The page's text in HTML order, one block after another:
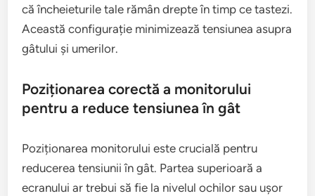
că încheieturile tale rămân drepte în timp ce tastezi.
Această configurație minimizează tensiunea asupra
gâtului și umerilor.
Poziționarea corectă a monitorului
pentru a reduce tensiunea în gât
Poziționarea monitorului este crucială pentru
reducerea tensiunii în gât. Partea superioară a
ecranului ar trebui să fie la nivelul ochilor sau ușor